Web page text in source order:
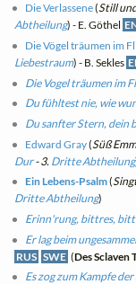
Die Verlassene(Still
Abtheilung) - E. Göthel
Die Vögel träumen im
Liebestraum) - B. Sekles
Die Vogel träumen im
Du fühltest nie, wie
Du sanfter Stern, dein
Edward Gray(Süß
Dur- 3. Dritte Abtheilung
Ein Lebens-Psalm(
Dritte Abtheilung)
Erinn'rung, bittres,
Er lag beim
RUS SWE (Des Sclaven
Es zog zum Kampfe